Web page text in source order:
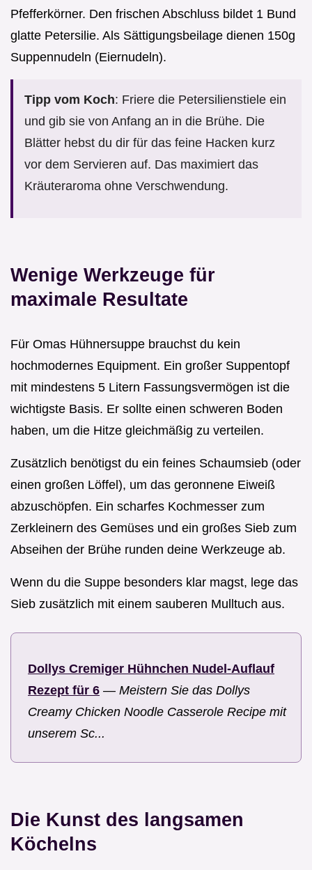
Pfefferkörner. Den frischen Abschluss bildet 1 Bund
glatte Petersilie. Als Sättigungsbeilage dienen 150g
Suppennudeln (Eiernudeln).
Tipp vom Koch: Friere die Petersilienstiele ein
und gib sie von Anfang an in die Brühe. Die
Blätter hebst du dir für das feine Hacken kurz
vor dem Servieren auf. Das maximiert das
Kräuteraroma ohne Verschwendung.
Wenige Werkzeuge für
maximale Resultate
Für Omas Hühnersuppe brauchst du kein
hochmodernes Equipment. Ein großer Suppentopf
mit mindestens 5 Litern Fassungsvermögen ist die
wichtigste Basis. Er sollte einen schweren Boden
haben, um die Hitze gleichmäßig zu verteilen.
Zusätzlich benötigst du ein feines Schaumsieb (oder
einen großen Löffel), um das geronnene Eiweiß
abzuschöpfen. Ein scharfes Kochmesser zum
Zerkleinern des Gemüses und ein großes Sieb zum
Abseihen der Brühe runden deine Werkzeuge ab.
Wenn du die Suppe besonders klar magst, lege das
Sieb zusätzlich mit einem sauberen Mulltuch aus.
Dollys Cremiger Hühnchen Nudel-Auflauf
Rezept für 6 — Meistern Sie das Dollys
Creamy Chicken Noodle Casserole Recipe mit
unserem Sc...
Die Kunst des langsamen
Köchelns